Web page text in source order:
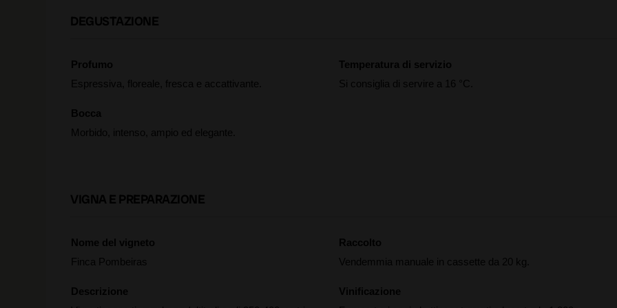
DEGUSTAZIONE
Profumo
Espressiva, floreale, fresca e accattivante.
Bocca
Morbido, intenso, ampio ed elegante.
Temperatura di servizio
Si consiglia di servire a 16 °C.
VIGNA E PREPARAZIONE
Nome del vigneto
Finca Pombeiras
Descrizione
Raccolto
Vendemmia manuale in cassette da 20 kg.
Vinificazione